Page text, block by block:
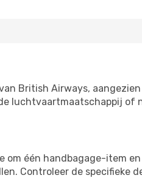
British Airways,
luchtvaartmaatschappij
één handbagage-item
Controleer de specifieke